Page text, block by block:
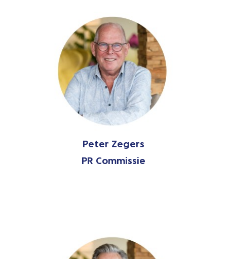
Peter Zegers
PR Commissie